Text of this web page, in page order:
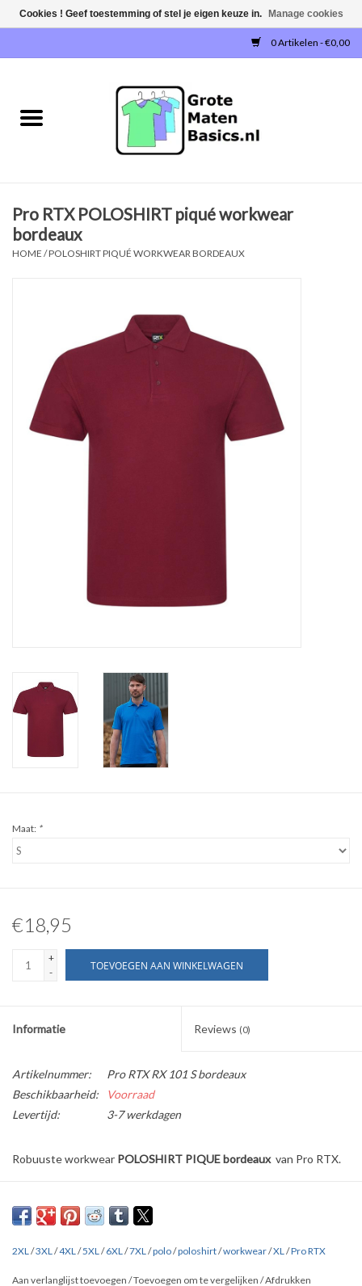
0 Artikelen - €0,00
NIEUW!
SWEATERS / SWEATVESTEN
POLOSHIRTS
SINGLETS
OVERHEMDEN
ONDERGOED
BODYWARMERS
JACKS / JASSEN
WERKKLEDING
OVERIG
Pro RTX POLOSHIRT piqué workwear
bordeaux
HOME /POLOSHIRT PIQUÉ WORKWEAR BORDEAUX
Maat: *
€18,95
+
-
TOEVOEGEN AAN WINKELWAGEN
Informatie Reviews (0)
Artikelnummer:
Pro RTX RX 101 S bordeaux
Beschikbaarheid:
Voorraad
Levertijd:
3-7 werkdagen
Robuuste workwear POLOSHIRT PIQUE bordeaux van Pro RTX.
Verkrijgbaar in8 kleuren in de maten
Ribboord en nek verstevigd met tape. Hals met drie ton-sur-ton
knoopjes.
2XL/3XL/4XL/5XL/6XL/7XL/polo/poloshirt/workwear/XL/Pro RTX
Aan verlanglijst toevoegen /Toevoegen om te vergelijken /Afdrukken
Cookies ! Geef toestemming of stel je eigen keuze in. Manage cookies